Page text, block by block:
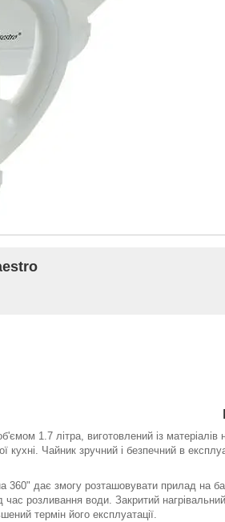
1.7 літра, виготовлений із матеріалів
кухні. Чайник зручний і безпечний в
360" дає змогу розташовувати прилад на
час розливання води. Закритий
термін його експлуатації.